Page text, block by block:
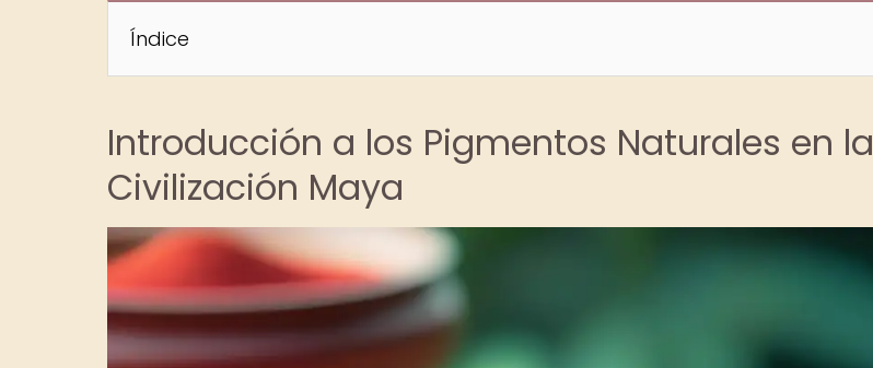
Índice
Introducción a los Pigmentos Naturales en la
Civilización Maya